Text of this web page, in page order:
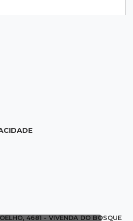
R$ 10,2 mil
4681 - VIVENDA DO BOSQUE